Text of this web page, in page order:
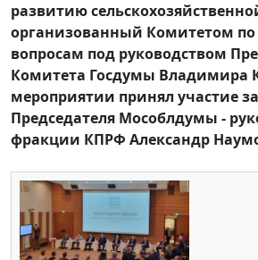
развитию
организованный Комитетом
вопросам под руководством
Комитета Госдумы Владимира
мероприятии принял участие
Председателя Мособлдумы -
фракции КПРФ Александр